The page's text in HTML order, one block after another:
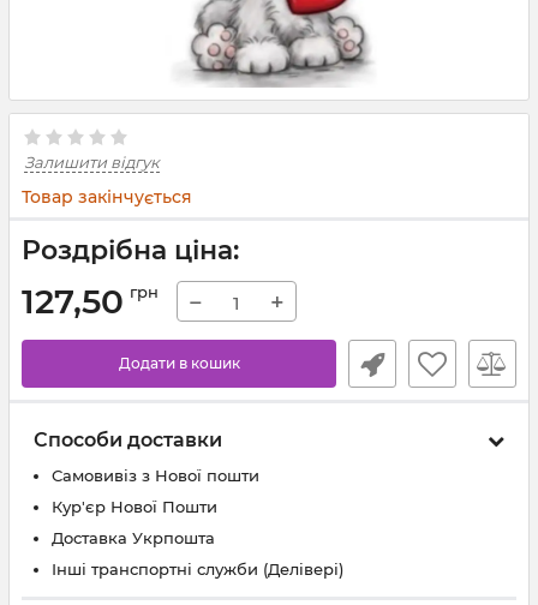
Залишити відгук
Товар закінчується
Роздрібна ціна:
127,50 грн − +
Додати в кошик
Способи доставки
Самовивіз з Нової пошти
Кур'єр Нової Пошти
Доставка Укрпошта
Інші транспортні служби (Делівері)